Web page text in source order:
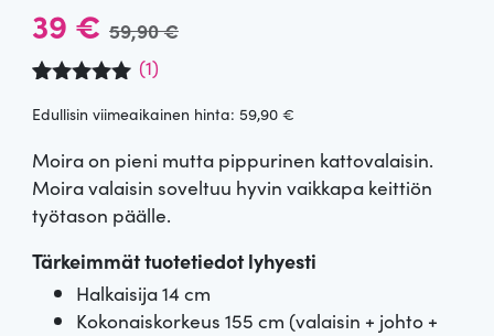
59,90€
A
l
k
u
p
e
39 €
N
y
k
y
i
n
5:stä
asiakkaan
arvotuksee
n.
(1)
Edullisin viimeaikainen hinta: 59,90 €
Moira on pieni mutta pippurinen kattovalaisin.
Moira valaisin soveltuu hyvin vaikkapa keittiön
työtason päälle.
Tärkeimmät tuotetiedot lyhyesti
Halkaisija 14 cm
Kokonaiskorkeus 155 cm (valaisin + johto +